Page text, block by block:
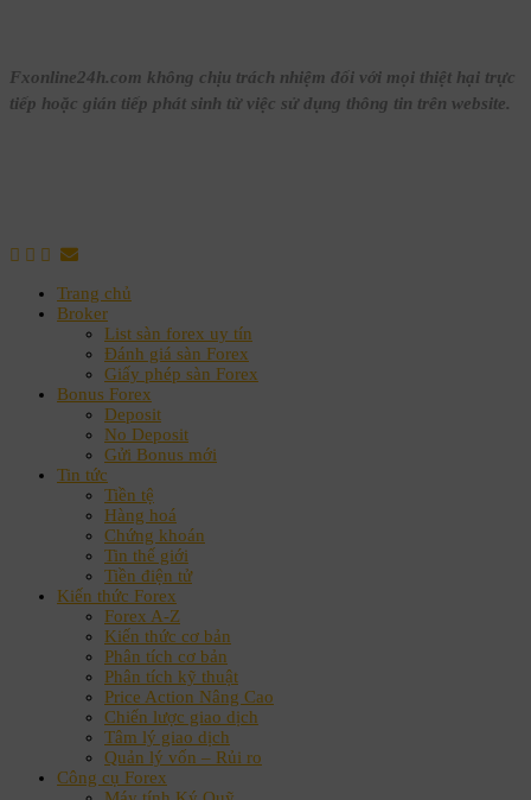
Fxonline24h.com không chịu trách nhiệm đối với mọi thiệt hại trực
tiếp hoặc gián tiếp phát sinh từ việc sử dụng thông tin trên website.
Trang chủ
Broker
List sàn forex uy tín
Đánh giá sàn Forex
Giấy phép sàn Forex
Bonus Forex
Deposit
No Deposit
Gửi Bonus mới
Tin tức
Tiền tệ
Hàng hoá
Chứng khoán
Tin thế giới
Tiền điện tử
Kiến thức Forex
Forex A-Z
Kiến thức cơ bản
Phân tích cơ bản
Phân tích kỹ thuật
Price Action Nâng Cao
Chiến lược giao dịch
Tâm lý giao dịch
Quản lý vốn – Rủi ro
Công cụ Forex